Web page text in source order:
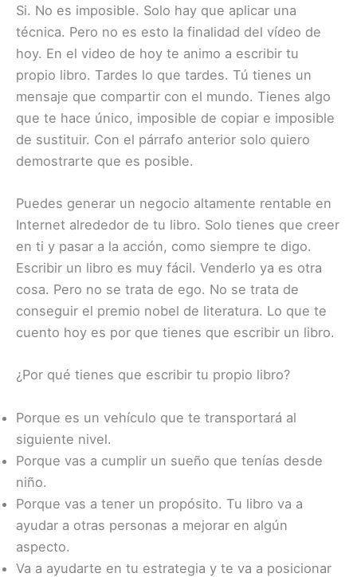
Si. No es imposible. Solo hay que aplicar una
técnica. Pero no es esto la finalidad del vídeo de
hoy. En el video de hoy te animo a escribir tu
propio libro. Tardes lo que tardes. Tú tienes un
mensaje que compartir con el mundo. Tienes algo
que te hace único, imposible de copiar e imposible
de sustituir. Con el párrafo anterior solo quiero
demostrarte que es posible.
Puedes generar un negocio altamente rentable en
Internet alrededor de tu libro. Solo tienes que creer
en ti y pasar a la acción, como siempre te digo.
Escribir un libro es muy fácil. Venderlo ya es otra
cosa. Pero no se trata de ego. No se trata de
conseguir el premio nobel de literatura. Lo que te
cuento hoy es por que tienes que escribir un libro.
¿Por qué tienes que escribir tu propio libro?
Porque es un vehículo que te transportará al
siguiente nivel.
Porque vas a cumplir un sueño que tenías desde
niño.
Porque vas a tener un propósito. Tu libro va a
ayudar a otras personas a mejorar en algún
aspecto.
Va a ayudarte en tu estrategia y te va a posicionar